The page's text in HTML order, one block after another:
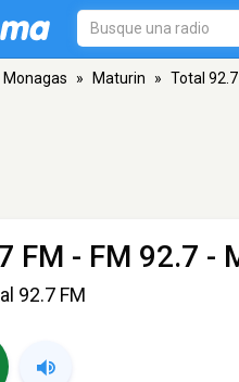
Monagas » Maturin » Total 92.7
FM - FM 92.7 -
92.7 FM